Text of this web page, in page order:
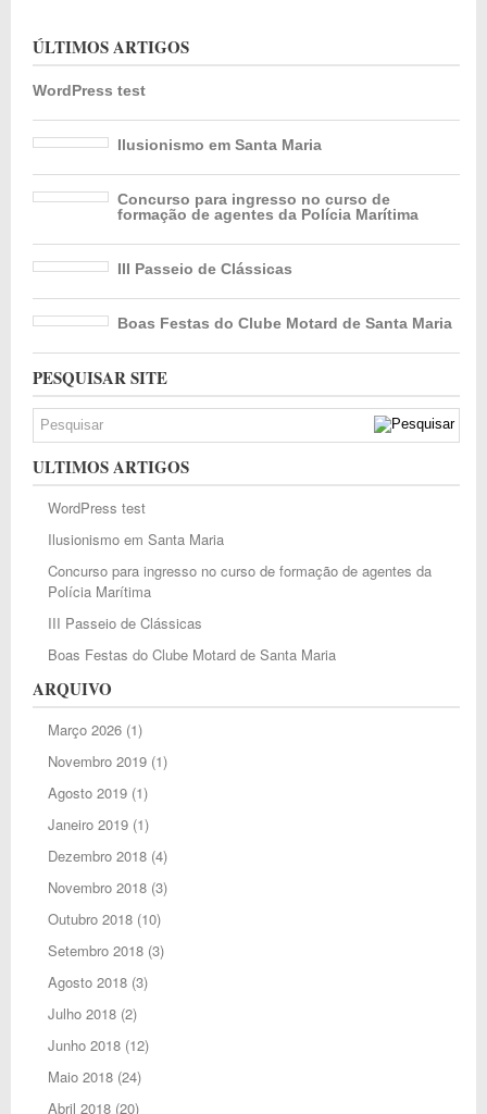
ÚLTIMOS ARTIGOS
WordPress test
Ilusionismo em Santa Maria
Concurso para ingresso no curso de
formação de agentes da Polícia Marítima
III Passeio de Clássicas
Boas Festas do Clube Motard de Santa Maria
PESQUISAR SITE
ULTIMOS ARTIGOS
WordPress test
Ilusionismo em Santa Maria
Concurso para ingresso no curso de formação de agentes da
Polícia Marítima
III Passeio de Clássicas
Boas Festas do Clube Motard de Santa Maria
ARQUIVO
Março 2026(1)
Novembro 2019(1)
Agosto 2019(1)
Janeiro 2019(1)
Dezembro 2018(4)
Novembro 2018(3)
Outubro 2018(10)
Setembro 2018(3)
Agosto 2018(3)
Julho 2018(2)
Junho 2018(12)
Maio 2018(24)
Abril 2018(20)